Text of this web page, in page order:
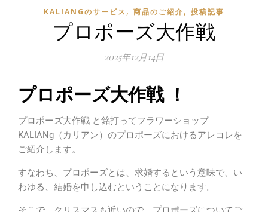
KALIANGのサービス , 商品のご紹介, 投稿記事
プロポーズ大作戦
2025年12月14日
プロポーズ大作戦 ！
プロポーズ大作戦 と銘打ってフラワーショップ
KALIANg（カリアン）のプロポーズにおけるアレコレを
ご紹介します。
すなわち、プロポーズとは、求婚するという意味で、い
わゆる、結婚を申し込むということになります。